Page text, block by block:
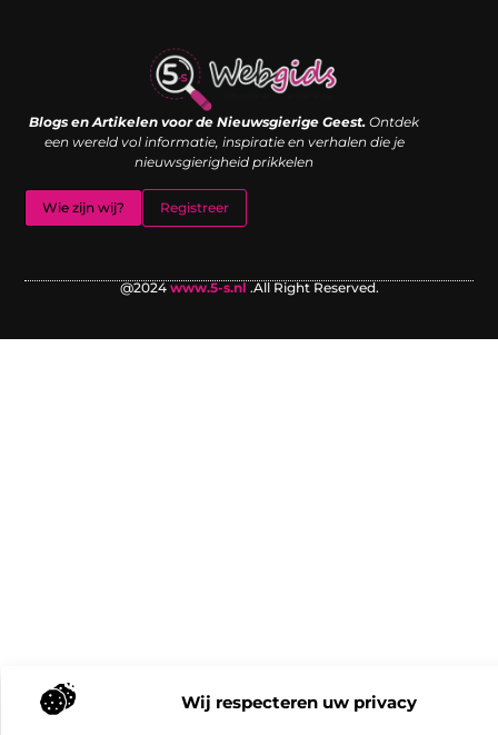
Wij respecteren uw privacy
Blogs en Artikelen voor de Nieuwsgierige Geest. Ontdek
een wereld vol informatie, inspiratie en verhalen die je
nieuwsgierigheid prikkelen
Wie zijn wij? Registreer
@2024 www.5-s.nl .All Right Reserved.